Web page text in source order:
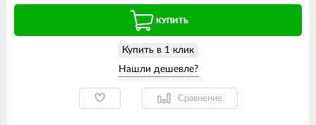
КУПИТЬ
Купить в 1 клик
Сравнение